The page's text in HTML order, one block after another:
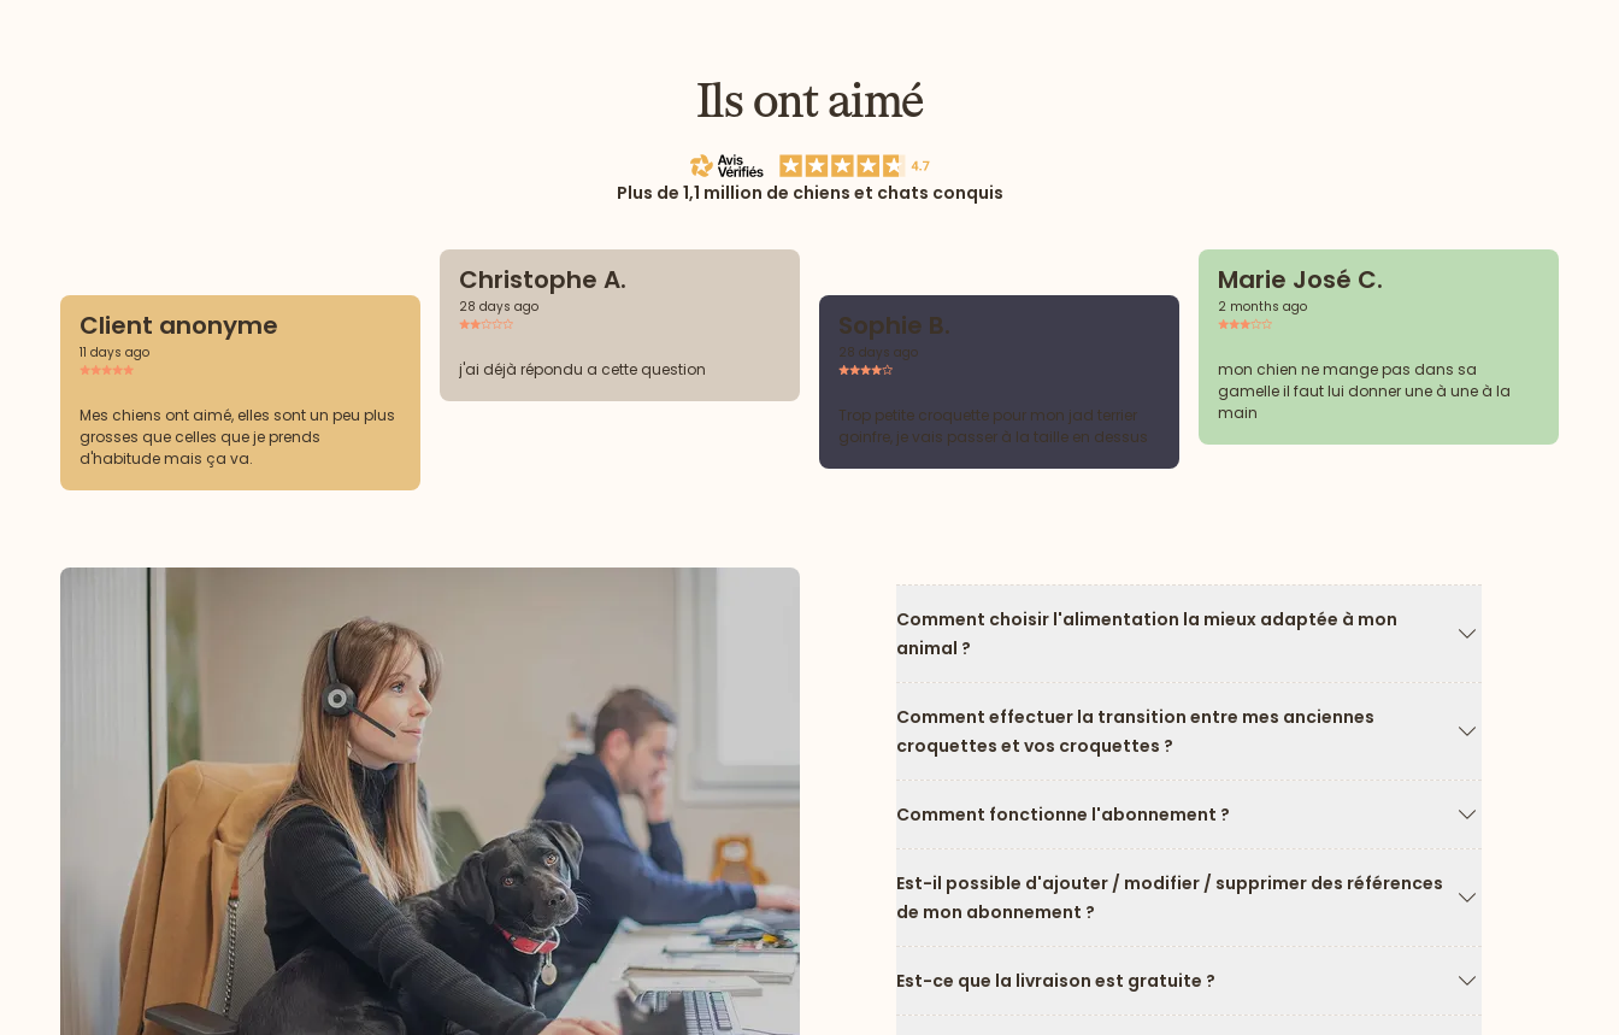
Ils ont aimé
Plus de 1,1 million de chiens et chats conquis
Client anonyme
11 days ago
Mes chiens ont aimé, elles sont un peu plus
grosses que celles que je prends
d'habitude mais ça va.
Christophe A.
28 days ago
j'ai déjà répondu a cette question
Sophie B.
28 days ago
Trop petite croquette pour mon jad terrier
goinfre, je vais passer à la taille en dessus
Marie José C.
2 months ago
mon chien ne mange pas dans sa
gamelle il faut lui donner une à une à la
main
Comment choisir l'alimentation la mieux adaptée à mon
animal ?
Comment effectuer la transition entre mes anciennes
croquettes et vos croquettes ?
Comment fonctionne l'abonnement ?
Flèche vers le
Est-il possible d'ajouter / modifier / supprimer des références
de mon abonnement ?
Est-ce que la livraison est gratuite ?
Flèche vers le